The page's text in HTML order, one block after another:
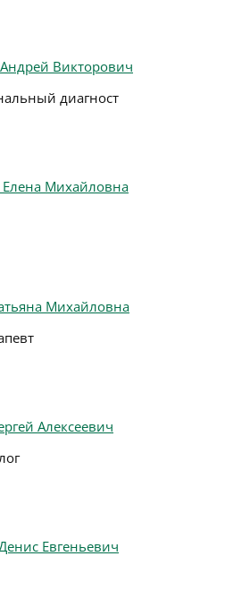
Викторович
диагност
Елена Михайловна
Михайловна
Алексеевич
Евгеньевич